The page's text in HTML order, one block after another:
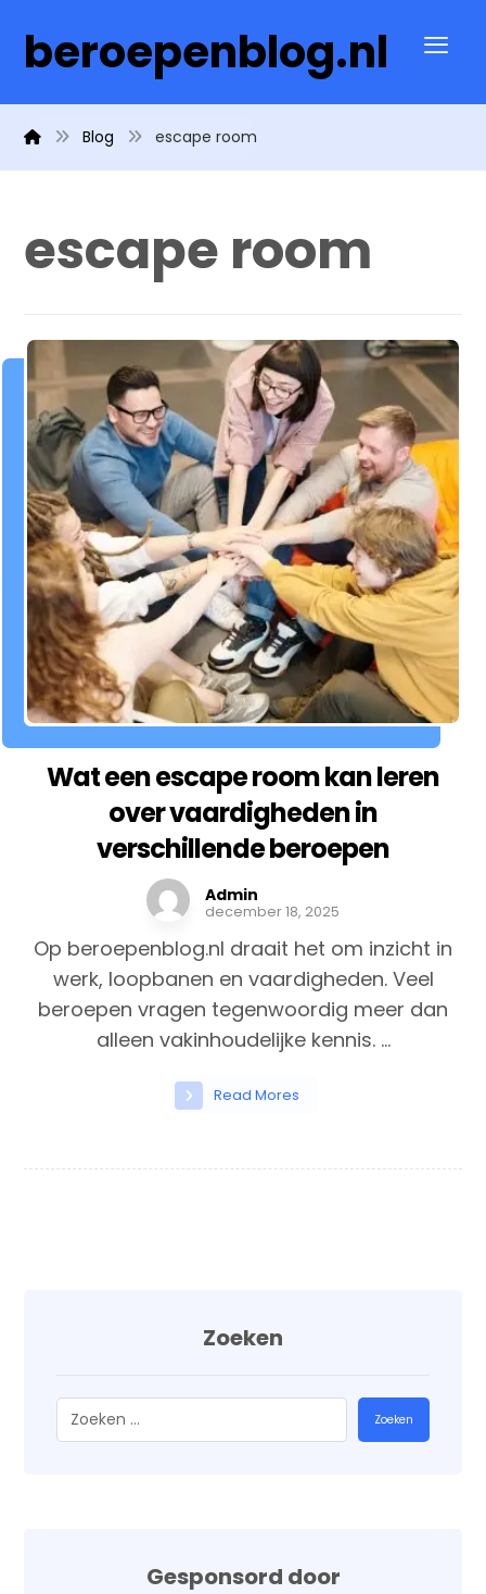
beroepenblog.nl
Blog escape room
escape room
Wat een escape room kan leren
over vaardigheden in
verschillende beroepen
Admin
december 18, 2025
Op beroepenblog.nl draait het om inzicht in
werk, loopbanen en vaardigheden. Veel
beroepen vragen tegenwoordig meer dan
alleen vakinhoudelijke kennis. ...
Read Mores
Zoeken
Zoeken
Gesponsord door